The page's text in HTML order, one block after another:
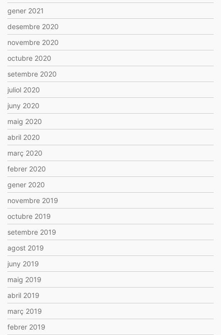
gener 2021
desembre 2020
novembre 2020
octubre 2020
setembre 2020
juliol 2020
juny 2020
maig 2020
abril 2020
març 2020
febrer 2020
gener 2020
novembre 2019
octubre 2019
setembre 2019
agost 2019
juny 2019
maig 2019
abril 2019
març 2019
febrer 2019